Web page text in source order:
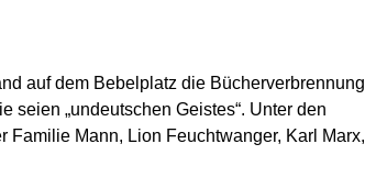
auf dem Bebelplatz die Bücherverbrennung
seien „undeutschen Geistes“. Unter den
Mann, Lion Feuchtwanger, Karl Marx,